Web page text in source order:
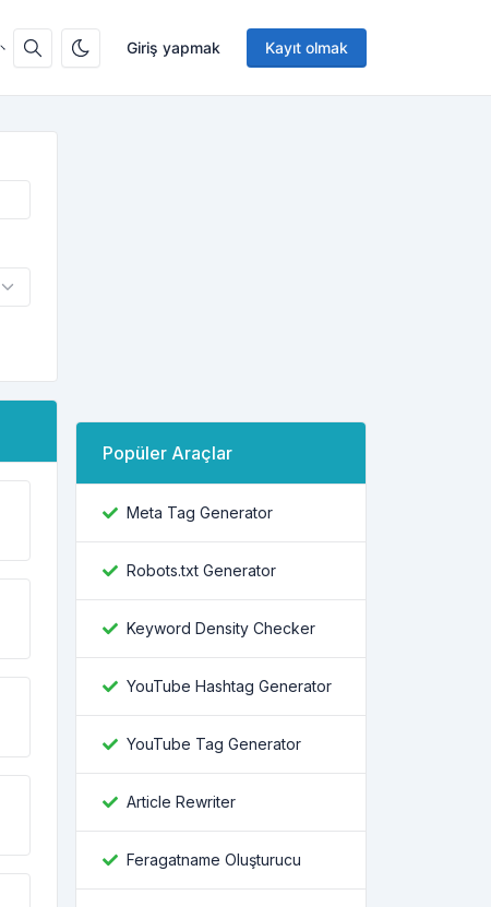
Giriş yapmak Kayıt olmak
Popüler Araçlar
Meta Tag Generator
Robots.txt Generator
Keyword Density Checker
YouTube Hashtag Generator
YouTube Tag Generator
Article Rewriter
Feragatname Oluşturucu